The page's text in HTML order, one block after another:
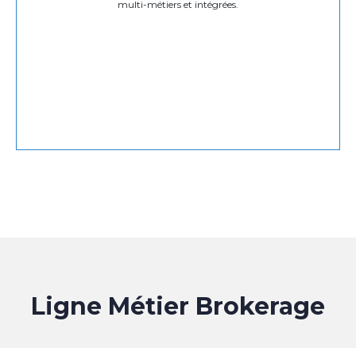
multi-métiers et intégrées.
Ligne Métier Brokerage